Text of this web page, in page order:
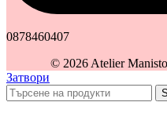
0878460407
© 2026 Atelier
Затвори